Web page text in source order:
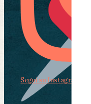
Segui su Instagram